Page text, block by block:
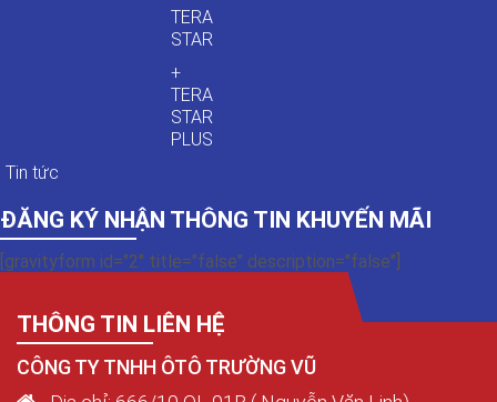
TERA
STAR
+
TERA
STAR
PLUS
Tin tức
ĐĂNG KÝ NHẬN THÔNG TIN KHUYẾN MÃI
[gravityform id="2" title="false" description="false"]
THÔNG TIN LIÊN HỆ
CÔNG TY TNHH ÔTÔ TRƯỜNG VŨ